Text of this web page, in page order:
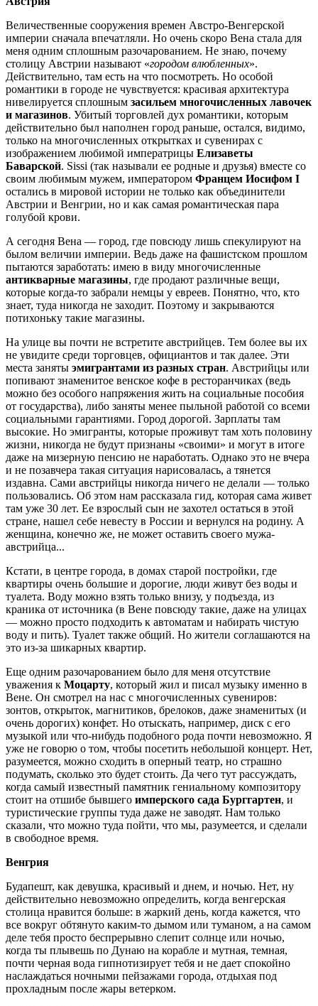
Величественные сооружения времен Австро-Венгерской
империи сначала впечатляли. Но очень скоро Вена стала для
меня одним сплошным разочарованием. Не знаю, почему
столицу Австрии называют «городом влюбленных».
Действительно, там есть на что посмотреть. Но особой
романтики в городе не чувствуется: красивая архитектура
нивелируется сплошным засильем многочисленных лавочек
и магазинов. Убитый торговлей дух романтики, которым
действительно был наполнен город раньше, остался, видимо,
только на многочисленных открытках и сувенирах с
изображением любимой императрицы Елизаветы
Баварской. Sissi (так называли ее родные и друзья) вместе со
своим любимым мужем, императором Францем Иосифом I
остались в мировой истории не только как объединители
Австрии и Венгрии, но и как самая романтическая пара
голубой крови.
А сегодня Вена — город, где повсюду лишь спекулируют на
былом величии империи. Ведь даже на фашистском прошлом
пытаются заработать: имею в виду многочисленные
антикварные магазины, где продают различные вещи,
которые когда-то забрали немцы у евреев. Понятно, что, кто
знает, туда никогда не заходит. Поэтому и закрываются
потихоньку такие магазины.
На улице вы почти не встретите австрийцев. Тем более вы их
не увидите среди торговцев, официантов и так далее. Эти
места заняты эмигрантами из разных стран. Австрийцы или
попивают знаменитое венское кофе в ресторанчиках (ведь
можно без особого напряжения жить на социальные пособия
от государства), либо заняты менее пыльной работой со всеми
социальными гарантиями. Город дорогой. Зарплаты там
высокие. Но эмигранты, которые проживут там хоть половину
жизни, никогда не будут признаны «своими» и могут в итоге
даже на мизерную пенсию не наработать. Однако это не вчера
и не позавчера такая ситуация нарисовалась, а тянется
издавна. Сами австрийцы никогда ничего не делали — только
пользовались. Об этом нам рассказала гид, которая сама живет
там уже 30 лет. Ее взрослый сын не захотел остаться в этой
стране, нашел себе невесту в России и вернулся на родину. А
женщина, конечно же, не может оставить своего мужа-
австрийца...
Кстати, в центре города, в домах старой постройки, где
квартиры очень большие и дорогие, люди живут без воды и
туалета. Воду можно взять только внизу, у подъезда, из
краника от источника (в Вене повсюду такие, даже на улицах
— можно просто подходить к автоматам и набирать чистую
воду и пить). Туалет также общий. Но жители соглашаются на
это из-за шикарных квартир.
Еще одним разочарованием было для меня отсутствие
уважения к Моцарту, который жил и писал музыку именно в
Вене. Он смотрел на нас с многочисленных сувениров:
зонтов, открыток, магнитиков, брелоков, даже знаменитых (и
очень дорогих) конфет. Но отыскать, например, диск с его
музыкой или что-нибудь подобного рода почти невозможно. Я
уже не говорю о том, чтобы посетить небольшой концерт. Нет,
разумеется, можно сходить в оперный театр, но страшно
подумать, сколько это будет стоить. Да чего тут рассуждать,
когда самый известный памятник гениальному композитору
стоит на отшибе бывшего имперского сада Бурггартен, и
туристические группы туда даже не заводят. Нам только
сказали, что можно туда пойти, что мы, разумеется, и сделали
в свободное время.
Венгрия
Будапешт, как девушка, красивый и днем, и ночью. Нет, ну
действительно невозможно определить, когда венгерская
столица нравится больше: в жаркий день, когда кажется, что
все вокруг обтянуто каким-то дымом или туманом, а на самом
деле тебя просто беспрерывно слепит солнце или ночью,
когда ты плывешь по Дунаю на корабле и мутная, темная,
почти черная вода гипнотизирует тебя и не дает спокойно
наслаждаться ночными пейзажами города, отдыхая под
прохладным после жары ветерком.